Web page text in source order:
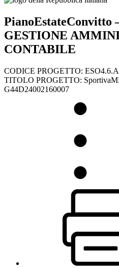
PianoEstateConvitto
GESTIONE
CONTABILE
CODICE PROGETTO:
TITOLO PROGETTO:
G44D24002160007